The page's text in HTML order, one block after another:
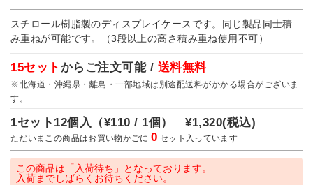
スチロール樹脂製のディスプレイケースです。同じ製品同士積
み重ねが可能です。（3段以上の高さ積み重ね使用不可）
15セット からご注文可能 / 送料無料
※北海道・沖縄県・離島・一部地域は別途配送料がかかる場合がございま
す。
1セット12個入（¥110 / 1個）¥1,320(税込)
ただいまこの商品はお買い物かごに0 セット入っています
この商品は「入荷待ち」となっております。
入荷までしばらくお待ちください。